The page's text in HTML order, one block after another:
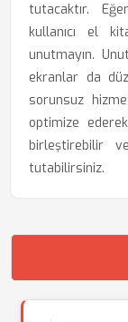
tutacaktır.
kullanıcı el
unutmayın.
ekranlar da
sorunsuz
optimize
birleştirebilir
tutabilirsiniz.